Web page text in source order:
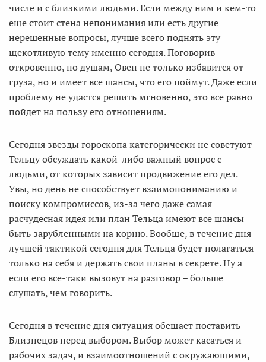
числе и с близкими людьми. Если между ним и кем-то
еще стоит стена непонимания или есть другие
нерешенные вопросы, лучше всего поднять эту
щекотливую тему именно сегодня. Поговорив
откровенно, по душам, Овен не только избавится от
груза, но и имеет все шансы, что его поймут. Даже если
проблему не удастся решить мгновенно, это все равно
пойдет на пользу его отношениям.
Сегодня звезды гороскопа категорически не советуют
Тельцу обсуждать какой-либо важный вопрос с
людьми, от которых зависит продвижение его дел.
Увы, но день не способствует взаимопониманию и
поиску компромиссов, из-за чего даже самая
расчудесная идея или план Тельца имеют все шансы
быть зарубленными на корню. Вообще, в течение дня
лучшей тактикой сегодня для Тельца будет полагаться
только на себя и держать свои планы в секрете. Ну а
если его все-таки вызовут на разговор – больше
слушать, чем говорить.
Сегодня в течение дня ситуация обещает поставить
Близнецов перед выбором. Выбор может касаться и
рабочих задач, и взаимоотношений с окружающими,